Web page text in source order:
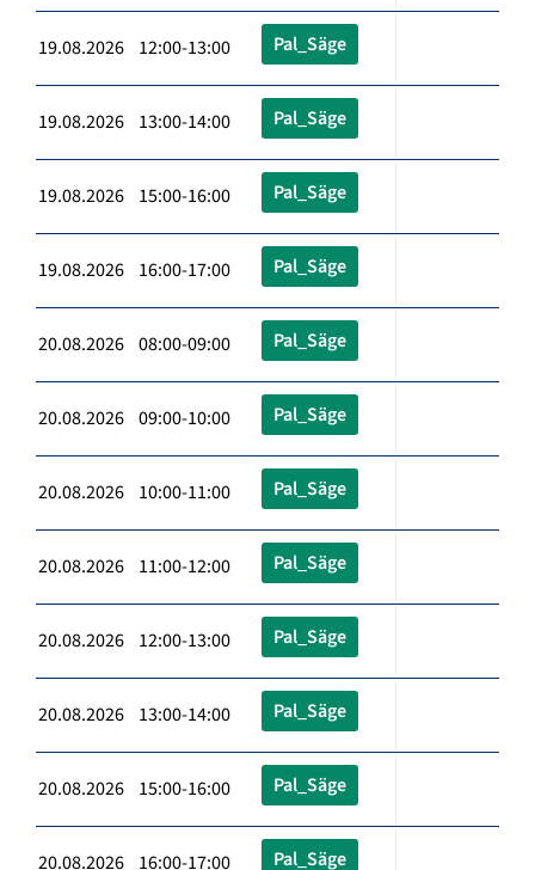
19.08.2026 12:00-13:00 Pal_Säge
19.08.2026 13:00-14:00 Pal_Säge
19.08.2026 15:00-16:00 Pal_Säge
19.08.2026 16:00-17:00 Pal_Säge
20.08.2026 08:00-09:00 Pal_Säge
20.08.2026 09:00-10:00 Pal_Säge
20.08.2026 10:00-11:00 Pal_Säge
20.08.2026 11:00-12:00 Pal_Säge
20.08.2026 12:00-13:00 Pal_Säge
20.08.2026 13:00-14:00 Pal_Säge
20.08.2026 15:00-16:00 Pal_Säge
20.08.2026 16:00-17:00 Pal_Säge